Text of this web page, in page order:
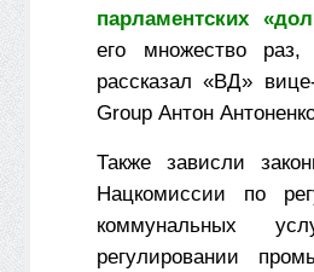
парламентских
его множество
рассказал «ВД»
Group Антон
Также зависли
Нацкомиссии по
коммунальных
регулировании